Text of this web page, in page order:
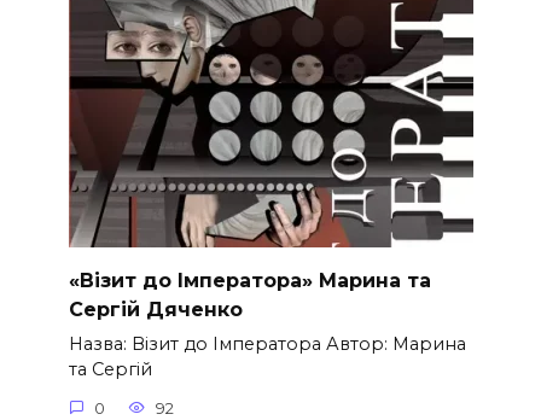
«Візит до Імператора» Марина та
Сергій Дяченко
Назва: Візит до Імператора Автор: Марина
та Сергій
0 92